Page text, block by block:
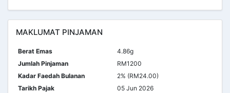
MAKLUMAT PINJAMAN
Berat Emas
4.86g
Jumlah Pinjaman
RM1200
Kadar Faedah Bulanan
2% (RM24.00)
Tarikh Pajak
05 Jun 2026